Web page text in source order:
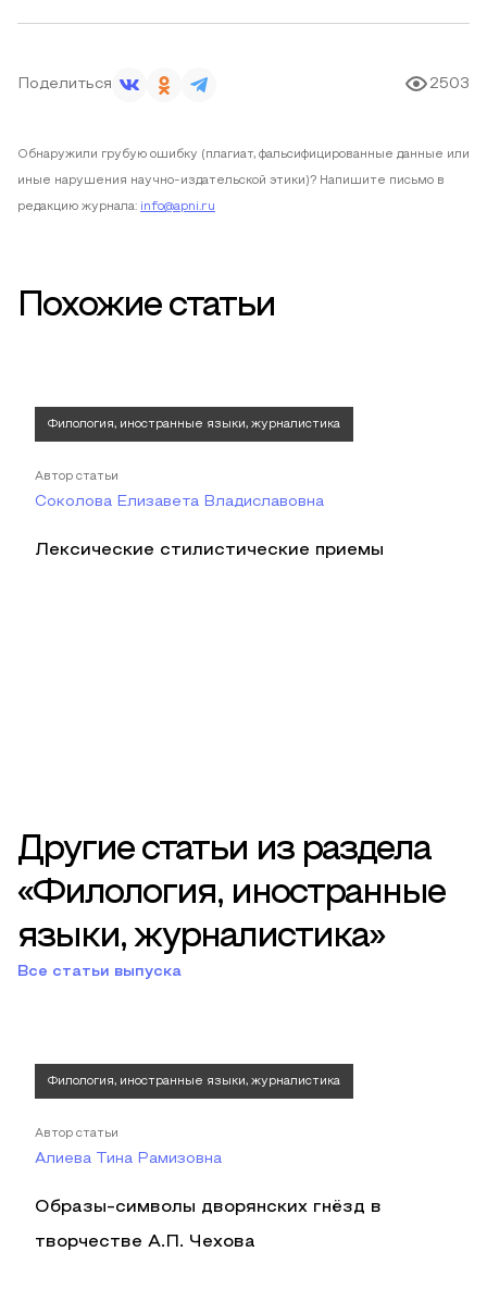
Поделиться 2503
Обнаружили грубую ошибку (плагиат, фальсифицированные данные или
иные нарушения научно-издательской этики)? Напишите письмо в
редакцию журнала: info@apni.ru
Похожие статьи
Филология, иностранные языки, журналистика
Автор статьи
Соколова Елизавета Владиславовна
Лексические стилистические приемы
Другие статьи из раздела
«Филология, иностранные
языки, журналистика»
Все статьи выпуска
Филология, иностранные языки, журналистика
Автор статьи
Алиева Тина Рамизовна
Образы-символы дворянских гнёзд в
творчестве А.П. Чехова